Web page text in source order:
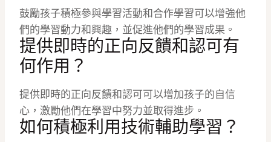
鼓勵孩子積極參與學習活動和合作學習可以增強他
們的學習動力和興趣，並促進他們的學習成果。
提供即時的正向反饋和認可有
何作用？
提供即時的正向反饋和認可可以增加孩子的自信
心，激勵他們在學習中努力並取得進步。
如何積極利用技術輔助學習？